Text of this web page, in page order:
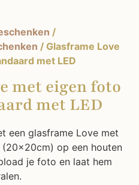
/
/ Glasframe Love
met LED
met eigen foto
met LED
een glasframe Love met
op een houten
je foto en laat hem